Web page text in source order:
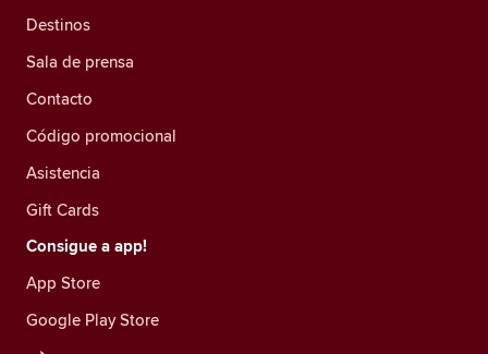
Destinos
Sala de prensa
Contacto
Código promocional
Asistencia
Gift Cards
Consigue a app!
App Store
Google Play Store